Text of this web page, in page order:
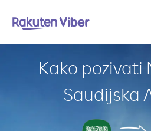
Kako pozivati
Saudijska